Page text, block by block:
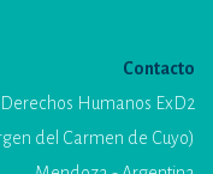
Contacto
Humanos ExD2
del Carmen de Cuyo)